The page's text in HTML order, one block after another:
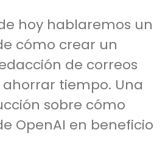
hoy hablaremos un
cómo crear un
de correos
tiempo. Una
sobre cómo
OpenAI en beneficio